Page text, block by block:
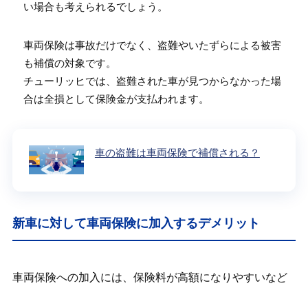
い場合も考えられるでしょう。
車両保険は事故だけでなく、盗難やいたずらによる被害
も補償の対象です。
チューリッヒでは、盗難された車が見つからなかった場
合は全損として保険金が支払われます。
車の盗難は車両保険で補償される？
新車に対して車両保険に加入するデメリット
車両保険への加入には、保険料が高額になりやすいなど